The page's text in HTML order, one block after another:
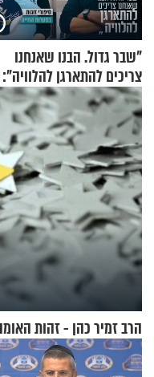
"שבר גדול. הבנו שאנחנו
צריכים להתארגן להלוויה":
זוגיות במבחן, הפעם עם
וגד דנינו
הרב זמיר כהן - זהות